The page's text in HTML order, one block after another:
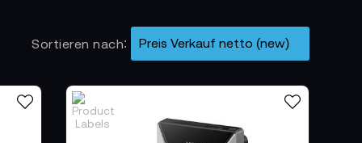
PV-Optionen oder
der E-Mobilität gewachsen bleibt. Damit
einfügt.
Sortieren nach